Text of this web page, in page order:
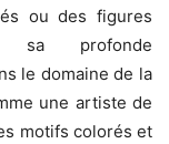
ou des figures
sa profonde
le domaine de la
une artiste de
motifs colorés et